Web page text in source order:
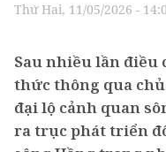
Thứ Hai, 11/05/2026 -
Sau nhiều lần điều
thức thông qua
đại lộ cảnh quan
ra trục phát triển